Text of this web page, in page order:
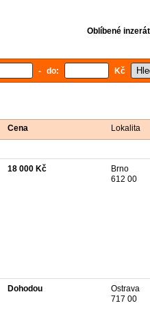
Oblíbené
- do: Kč
Cena Lokalita
18 000 Kč
Brno
612 00
Dohodou
Ostrava
717 00